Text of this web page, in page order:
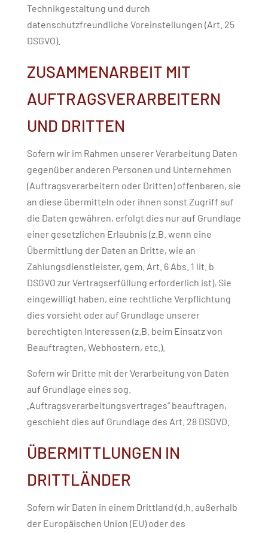
Technikgestaltung und durch
datenschutzfreundliche Voreinstellungen (Art. 25
DSGVO).
ZUSAMMENARBEIT MIT
AUFTRAGSVERARBEITERN
UND DRITTEN
Sofern wir im Rahmen unserer Verarbeitung Daten
gegenüber anderen Personen und Unternehmen
(Auftragsverarbeitern oder Dritten) offenbaren, sie
an diese übermitteln oder ihnen sonst Zugriff auf
die Daten gewähren, erfolgt dies nur auf Grundlage
einer gesetzlichen Erlaubnis (z.B. wenn eine
Übermittlung der Daten an Dritte, wie an
Zahlungsdienstleister, gem. Art. 6 Abs. 1 lit. b
DSGVO zur Vertragserfüllung erforderlich ist), Sie
eingewilligt haben, eine rechtliche Verpflichtung
dies vorsieht oder auf Grundlage unserer
berechtigten Interessen (z.B. beim Einsatz von
Beauftragten, Webhostern, etc.).
Sofern wir Dritte mit der Verarbeitung von Daten
auf Grundlage eines sog.
„Auftragsverarbeitungsvertrages“ beauftragen,
geschieht dies auf Grundlage des Art. 28 DSGVO.
ÜBERMITTLUNGEN IN
DRITTLÄNDER
Sofern wir Daten in einem Drittland (d.h. außerhalb
der Europäischen Union (EU) oder des